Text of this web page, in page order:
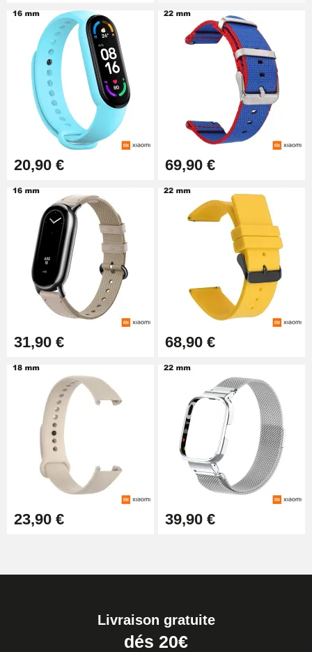
20,90 € 69,90 €
31,90 € 68,90 €
23,90 € 39,90 €
Livraison gratuite
dés 20€